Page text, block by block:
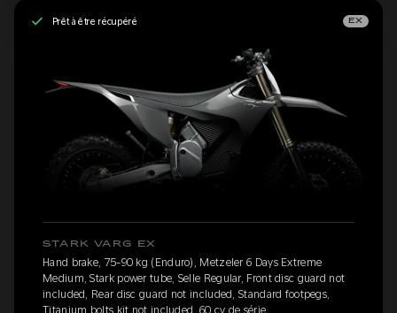
Prêt à être récupéré EX
STARK VARG EX
Hand brake, 75-90 kg (Enduro), Metzeler 6 Days Extreme
Medium, Stark power tube, Selle Regular, Front disc guard not
included, Rear disc guard not included, Standard footpegs,
Titanium bolts kit not included, 60 cv de série